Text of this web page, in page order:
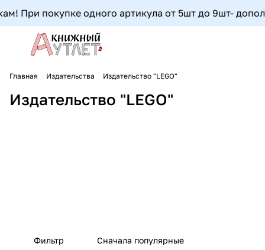
При покупке одного артикула от 5шт до 9шт-
Главная Издательства Издательство "LEGO"
Издательство "LEGO"
Фильтр Сначала популярные